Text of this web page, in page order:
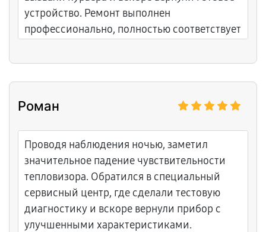
устройство. Ремонт выполнен
профессионально, полностью соответствует
Роман
Проводя наблюдения ночью, заметил
значительное падение чувствительности
тепловизора. Обратился в специальный
сервисный центр, где сделали тестовую
диагностику и вскоре вернули прибор с
улучшенными характеристиками.